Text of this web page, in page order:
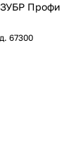
ЗУБР Профи
67300